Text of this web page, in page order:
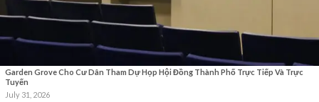
Garden Grove Cho Cư Dân Tham Dự Họp Hội Đồng Thành Phố Trực Tiếp Và Trực
Tuyến
July 31, 2026